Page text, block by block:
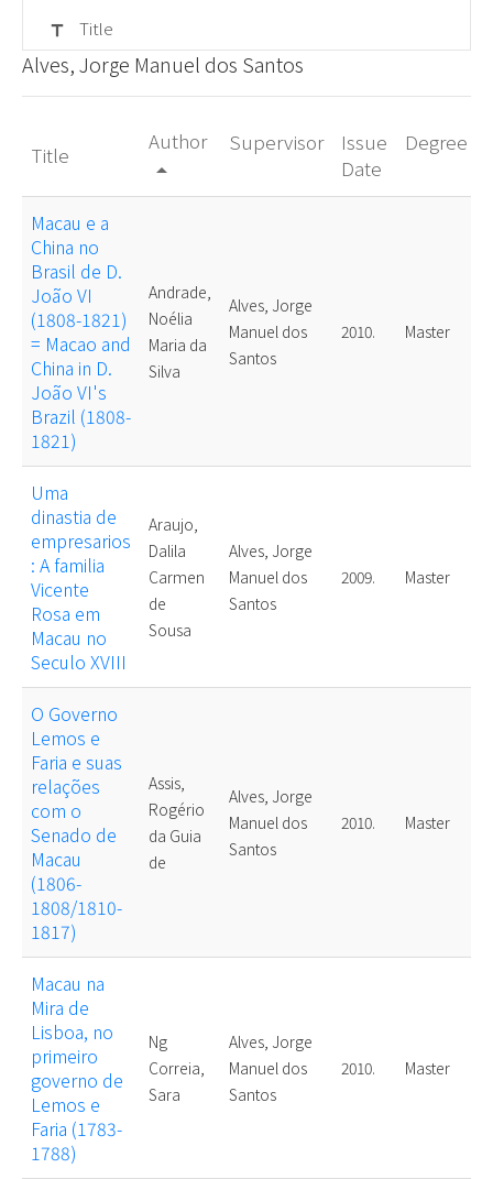
title Title
Alves, Jorge Manuel dos Santos
Title
Author
arrow_drop_up
Supervisor
Issue
Date
Degree
Macau e a
China no
Brasil de D.
João VI
(1808-1821)
= Macao and
China in D.
João VI's
Brazil (1808-
1821)
Andrade,
Noélia
Maria da
Silva
Alves, Jorge
Manuel dos
Santos
2010. Master
Uma
dinastia de
empresarios
: A familia
Vicente
Rosa em
Macau no
Seculo XVIII
Araujo,
Dalila
Carmen
de
Sousa
Alves, Jorge
Manuel dos
Santos
2009. Master
O Governo
Lemos e
Faria e suas
relações
com o
Senado de
Macau
(1806-
1808/1810-
1817)
Assis,
Rogério
da Guia
de
Alves, Jorge
Manuel dos
Santos
2010. Master
Macau na
Mira de
Lisboa, no
primeiro
governo de
Lemos e
Faria (1783-
1788)
Ng
Correia,
Sara
Alves, Jorge
Manuel dos
Santos
2010. Master